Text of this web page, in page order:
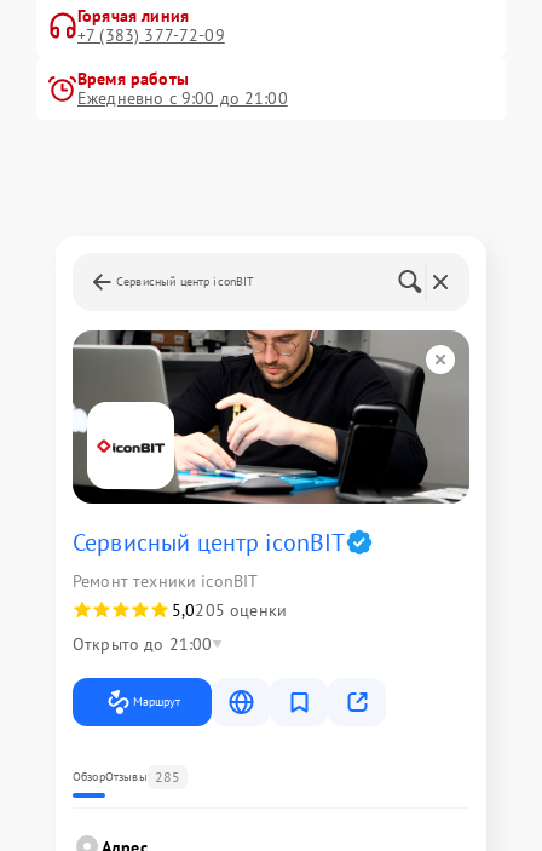
Горячая линия
+7 (383) 377-72-09
Время работы
Ежедневно с 9:00 до 21:00
Сервисный центр iconBIT
Сервисный центр iconBIT
Ремонт техники iconBIT
5,0205 оценки
Открыто до 21:00
Маршрут
ОбзорОтзывы 285